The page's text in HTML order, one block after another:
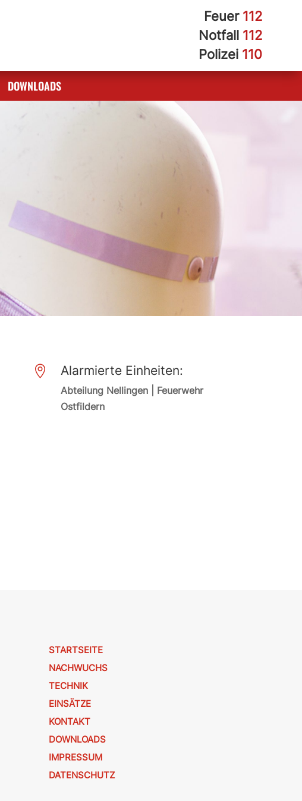
Feuer 112
Notfall 112
Polizei 110
DOWNLOADS
 Alarmierte Einheiten:
Abteilung Nellingen | Feuerwehr
Ostfildern
STARTSEITE
NACHWUCHS
TECHNIK
EINSÄTZE
KONTAKT
DOWNLOADS
IMPRESSUM
DATENSCHUTZ